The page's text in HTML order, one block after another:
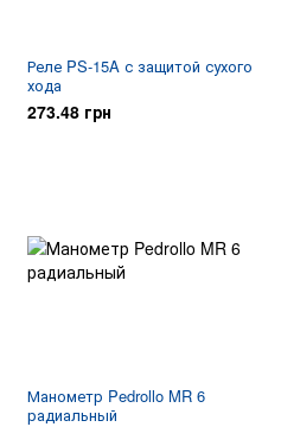
Реле PS-15A с защитой сухого
хода
273.48 грн
Манометр Pedrollo MR 6
радиальный